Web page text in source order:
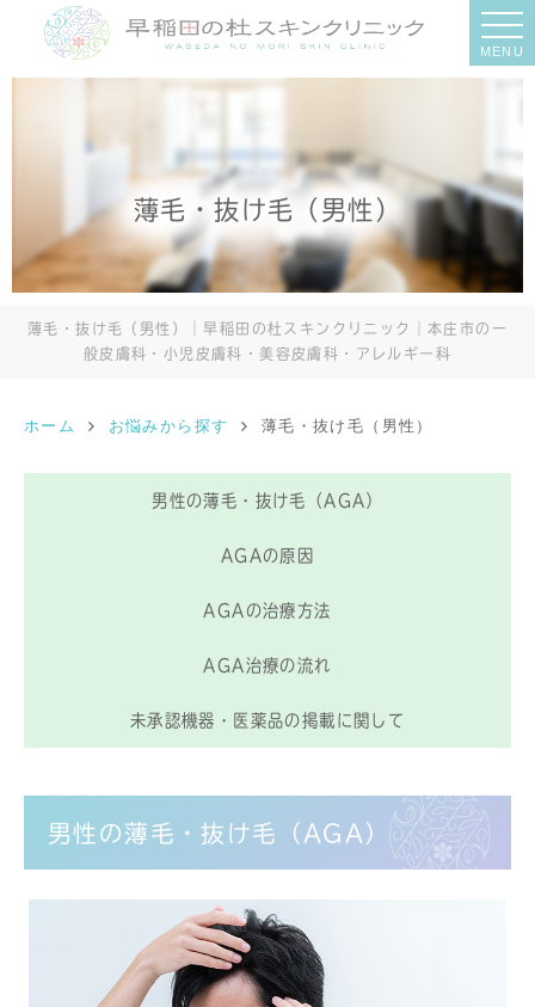
MENU
薄毛・抜け毛（男性）
薄毛・抜け毛（男性）｜早稲田の杜スキンクリニック｜本庄市の一
般皮膚科・小児皮膚科・美容皮膚科・アレルギー科
ホーム お悩みから探す 薄毛・抜け毛（男性）
男性の薄毛・抜け毛（AGA）
AGAの原因
AGAの治療方法
AGA治療の流れ
未承認機器・医薬品の掲載に関して
男性の薄毛・抜け毛（AGA）